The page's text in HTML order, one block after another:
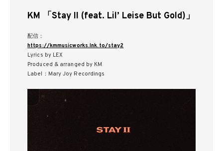
KM 「Stay II (feat. Lil’ Leise But Gold)」
配信：
https://kmmusicworks.lnk.to/stay2
Lyrics by LEX
Produced & arranged by KM
Label：Mary Joy Recordings